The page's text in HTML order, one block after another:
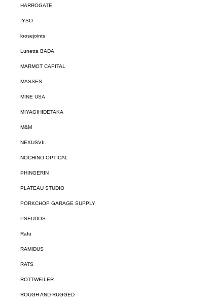
HARROGATE
IYSO
loosejoints
Lunetta BADA
MARMOT CAPITAL
MASSES
MINE USA
MIYAGIHIDETAKA
M&M
NEXUSVII.
NOCHINO OPTICAL
PHINGERIN
PLATEAU STUDIO
PORKCHOP GARAGE SUPPLY
PSEUDOS
Rafu
RAMIDUS
RATS
ROTTWEILER
ROUGH AND RUGGED